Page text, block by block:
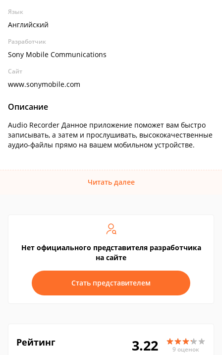
Язык
Английский
Разработчик
Sony Mobile Communications
Сайт
www.sonymobile.com
Описание
Audio Recorder Данное приложение поможет вам быстро
записывать, а затем и прослушивать, высококачественные
аудио-файлы прямо на вашем мобильном устройстве.
Читать далее
Нет официального представителя разработчика
на сайте
Стать представителем
Рейтинг 3.22 9 оценок